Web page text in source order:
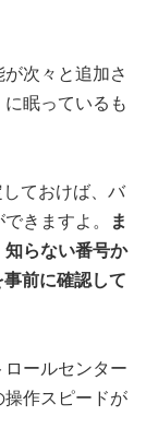
次々と追加さ
眠っているも
ておけば、バ
きますよ。
ま
らない番号か
前に確認して
ールセンター
作スピードが